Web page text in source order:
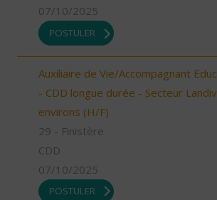
07/10/2025
POSTULER
Auxiliaire de Vie/Accompagnant
- CDD longue durée - Secteur
environs (H/F)
29 - Finistère
CDD
07/10/2025
POSTULER